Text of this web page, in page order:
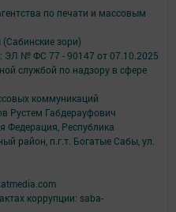
по печати и массовым
зори)
ЭЛ № ФС 77 - 90147 от 07.10.2025
службой по надзору в сфере
коммуникаций
Рустем Габдерауфович
Федерация, Республика
район, п.г.т. Богатые Сабы, ул.
коррупции: saba-